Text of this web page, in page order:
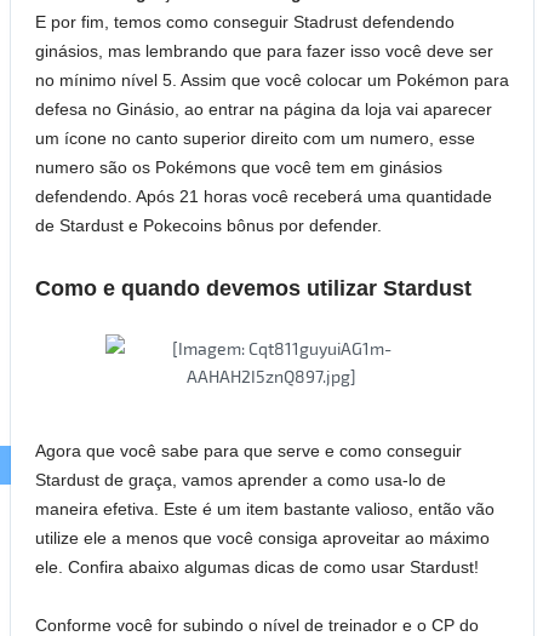
E por fim, temos como conseguir Stadrust defendendo
ginásios, mas lembrando que para fazer isso você deve ser
no mínimo nível 5. Assim que você colocar um Pokémon para
defesa no Ginásio, ao entrar na página da loja vai aparecer
um ícone no canto superior direito com um numero, esse
numero são os Pokémons que você tem em ginásios
defendendo. Após 21 horas você receberá uma quantidade
de Stardust e Pokecoins bônus por defender.
Como e quando devemos utilizar Stardust
Agora que você sabe para que serve e como conseguir
Stardust de graça, vamos aprender a como usa-lo de
maneira efetiva. Este é um item bastante valioso, então vão
utilize ele a menos que você consiga aproveitar ao máximo
ele. Confira abaixo algumas dicas de como usar Stardust!
Conforme você for subindo o nível de treinador e o CP do